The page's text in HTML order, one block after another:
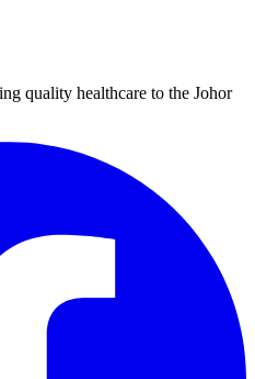
quality healthcare to the Johor